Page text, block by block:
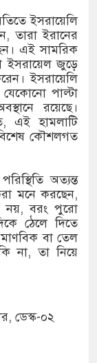
ইসরায়েলি
তারা ইরানের
এই সামরিক
ইসরায়েল জুড়ে
ইসরায়েলি
যেকোনো পাল্টা
রয়েছে।
এই হামলাটি
কৌশলগত
অত্যন্ত
মনে করছেন,
নয়, বরং পুরো
ঠেলে দিতে
বা তেল
না, তা নিয়ে
ডেস্ক-০২